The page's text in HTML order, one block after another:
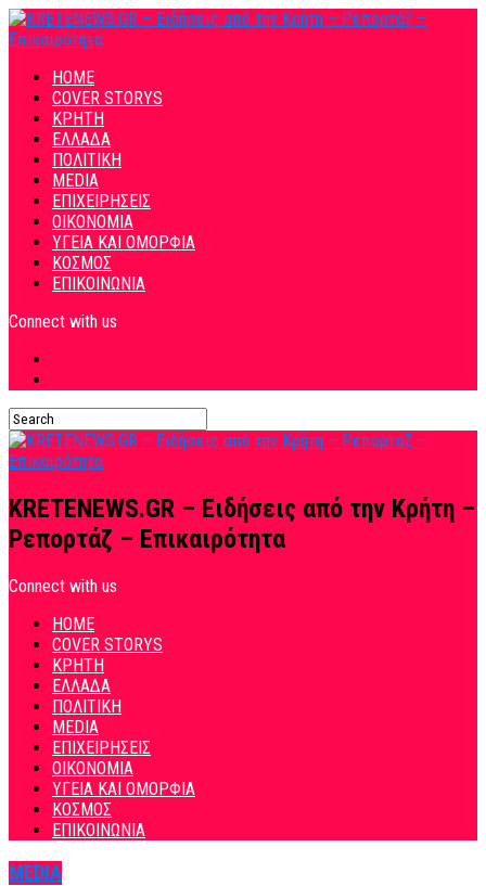
HOME
COVER STORYS
ΚΡΗΤΗ
ΕΛΛΑΔΑ
ΠΟΛΙΤΙΚΗ
MEDIA
ΕΠΙΧΕΙΡΗΣΕΙΣ
ΟΙΚΟΝΟΜΙΑ
ΥΓΕΙΑ ΚΑΙ ΟΜΟΡΦΙΑ
ΚΟΣΜΟΣ
ΕΠΙΚΟΙΝΩΝΙΑ
Connect with us
KRETENEWS.GR – Ειδήσεις από την Κρήτη –
Ρεπορτάζ – Επικαιρότητα
Connect with us
HOME
COVER STORYS
ΚΡΗΤΗ
ΕΛΛΑΔΑ
ΠΟΛΙΤΙΚΗ
MEDIA
ΕΠΙΧΕΙΡΗΣΕΙΣ
ΟΙΚΟΝΟΜΙΑ
ΥΓΕΙΑ ΚΑΙ ΟΜΟΡΦΙΑ
ΚΟΣΜΟΣ
ΕΠΙΚΟΙΝΩΝΙΑ
MEDIA